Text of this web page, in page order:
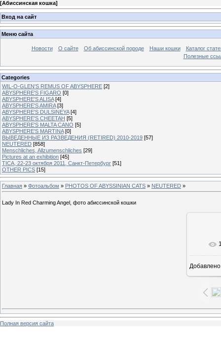
[Абиссинская кошка]
Вход на сайт
Меню сайта
Новости О сайте Об абиссинской породе Наши кошки
Каталог
Полезные
Categories
WIL-O-GLEN'S REMUS OF ABYSPHERE [2]
ABYSPHERE'S FIGARO [0]
ABYSPHERE'S ALISA [4]
ABYSPHERE'S AMIRA [3]
ABYSPHERE'S DULSINEYA [4]
ABYSPHERE'S CHEETAH [5]
ABYSPHERE'S MALTA CANO [5]
ABYSPHERE'S MARTINA [0]
ВЫВЕДЕННЫЕ ИЗ РАЗВЕДЕНИЯ (RETIRED) 2010-2019 [57]
NEUTERED [858]
Menschliches, Allzumenschliches [29]
Pictures at an exhibition [45]
TICA, 22-23 октября 2011, Санкт-Петербург [51]
OTHER PICS [15]
Главная » Фотоальбом » PHOTOS OF ABYSSINIAN CATS » NEUTERED »
Lady In Red Charming Angel, фото абиссинской кошки
В
Добавлено
Полная версия сайта